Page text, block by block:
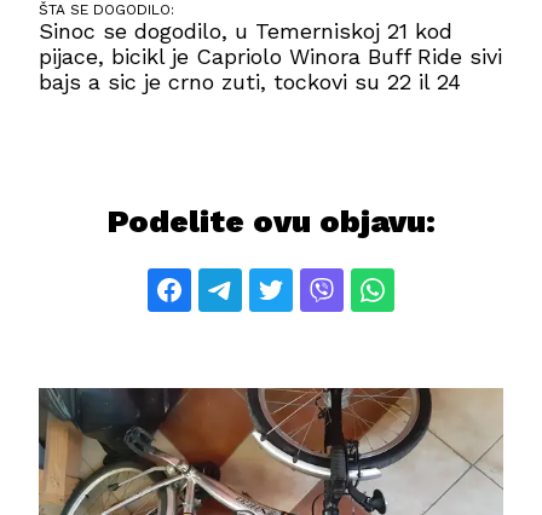
ŠTA SE DOGODILO:
Sinoc se dogodilo, u Temerniskoj 21 kod
pijace, bicikl je Capriolo Winora Buff Ride sivi
bajs a sic je crno zuti, tockovi su 22 il 24
Podelite ovu objavu: